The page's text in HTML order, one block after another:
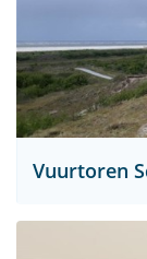
Vuurtoren